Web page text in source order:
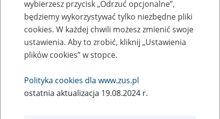
Zaproś ZUS do siebie - zakładanie profili
eZUS w siedzibie Twojej firmy
Rodzaj wydarzenia
Szkolenia
wybierzesz przycisk „Odrzuć opcjonalne”,
będziemy wykorzystywać tylko niezbędne pliki
cookies. W każdej chwili możesz zmienić swoje
ustawienia. Aby to zrobić, kliknij „Ustawienia
plików cookies” w stopce.
Polityka cookies dla www.zus.pl
ostatnia aktualizacja 19.08.2024 r.